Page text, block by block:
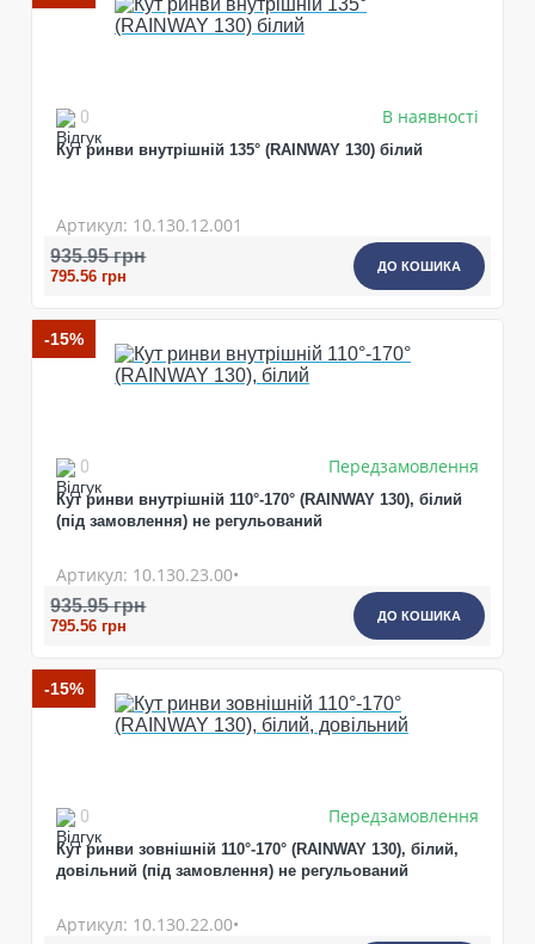
0 В наявності
Кут ринви внутрішній 135° (RAINWAY 130) білий
Артикул: 10.130.12.001
935.95 грн
795.56 грн
ДО КОШИКА
-15%
0 Передзамовлення
Кут ринви внутрішній 110°-170° (RAINWAY 130), білий
(під замовлення) не регульований
Артикул: 10.130.23.00•
935.95 грн
795.56 грн
ДО КОШИКА
-15%
0 Передзамовлення
Кут ринви зовнішній 110°-170° (RAINWAY 130), білий,
довільний (під замовлення) не регульований
Артикул: 10.130.22.00•